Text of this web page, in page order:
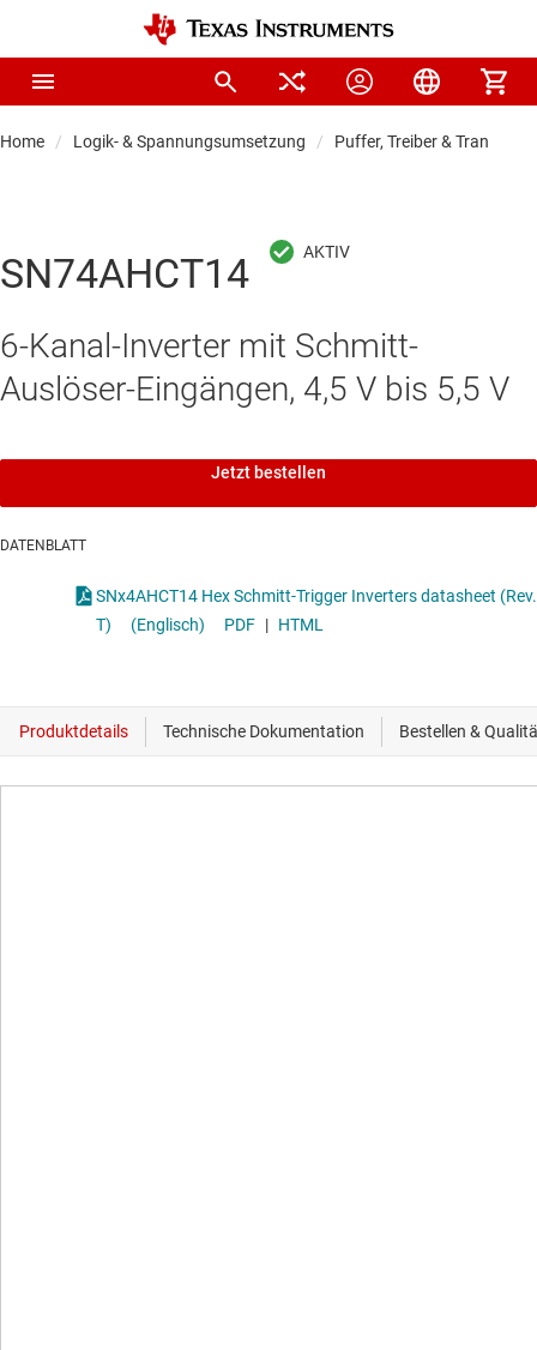
Home Logik- & Spannungsumsetzung Puffer, Treiber &
SN74AHCT14
6-Kanal-Inverter mit Schmitt-
Auslöser-Eingängen, 4,5 V bis 5,5 V
Jetzt bestellen
DATENBLATT
SNx4AHCT14 Hex Schmitt-Trigger Inverters datasheet (Rev.
T)
(Englisch) PDF | HTML